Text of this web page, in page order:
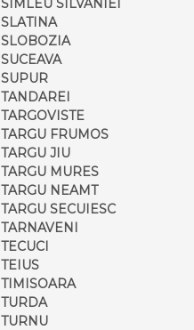
SIMLEU SILVANIEI
SLATINA
SLOBOZIA
SUCEAVA
SUPUR
TANDAREI
TARGOVISTE
TARGU FRUMOS
TARGU JIU
TARGU MURES
TARGU NEAMT
TARGU SECUIESC
TARNAVENI
TECUCI
TEIUS
TIMISOARA
TURDA
TURNU